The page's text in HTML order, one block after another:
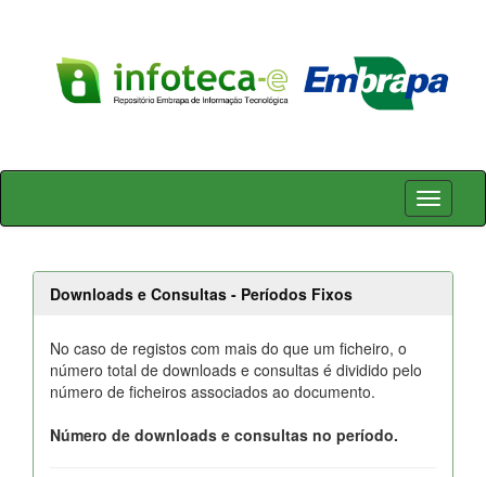
Skip
Downloads e Consultas - Períodos Fixos
No caso de registos com mais do que um ficheiro, o
número total de downloads e consultas é dividido pelo
número de ficheiros associados ao documento.
Número de downloads e consultas no período.